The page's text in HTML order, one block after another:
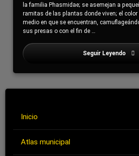
la familia Phasmidae; se asemejan a
ramitas de las plantas donde viven; el color
medio en que se encuentran,
sus presas o con el fin de …
Seguir Leyendo
Inicio
Atlas municipal